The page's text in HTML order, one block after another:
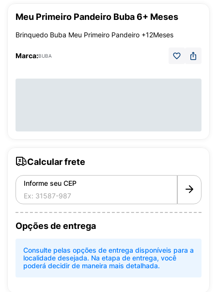
Meu Primeiro Pandeiro Buba 6+ Meses
Brinquedo Buba Meu Primeiro Pandeiro +12Meses
Marca:BUBA
Calcular frete
Informe seu CEP
Opções de entrega
Consulte pelas opções de entrega disponíveis para a
localidade desejada. Na etapa de entrega, você
poderá decidir de maneira mais detalhada.